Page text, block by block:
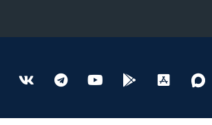
Конференция «Восток»